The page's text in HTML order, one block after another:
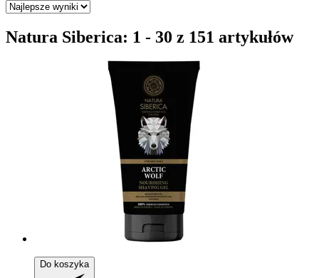
Natura Siberica: 1 - 30 z 151 artykułów
Do koszyka